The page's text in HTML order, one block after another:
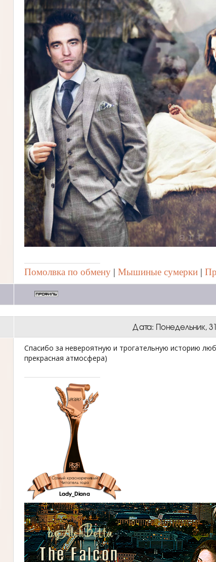
Помолвка по обмену | Мышиные сумерки |
Дата: Понедельник,
Спасибо за невероятную и трогательную историю
прекрасная атмосфера)